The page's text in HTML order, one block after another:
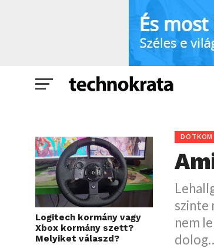
Amikor a TV ránk figyel
Logitech kormány vagy
Xbox kormány szett?
Melyiket válaszd?
DOTKOM
szinte
nem